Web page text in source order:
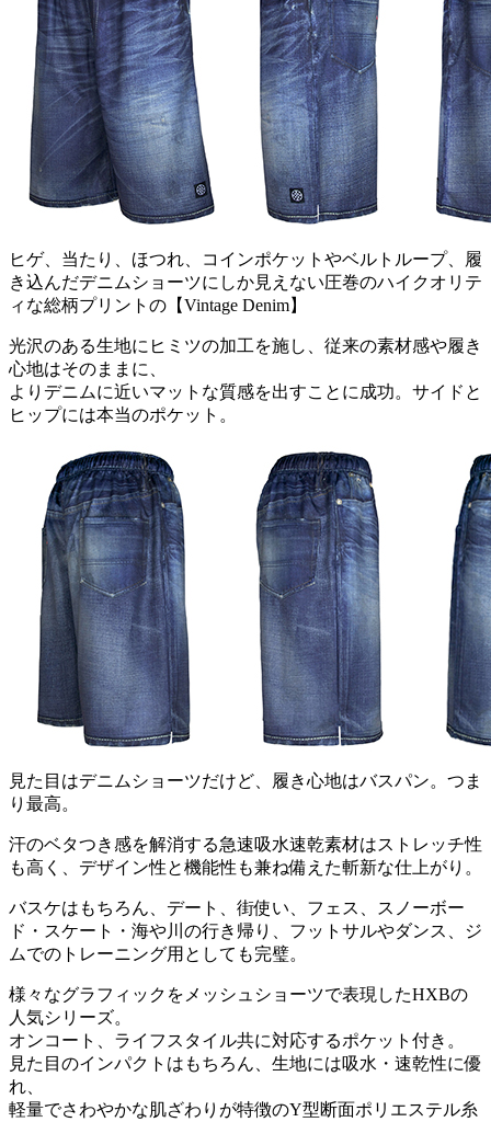
ヒゲ、当たり、ほつれ、コインポケットやベルトループ、履
き込んだデニムショーツにしか見えない圧巻のハイクオリテ
ィな総柄プリントの【Vintage Denim】
光沢のある生地にヒミツの加工を施し、従来の素材感や履き
心地はそのままに、
よりデニムに近いマットな質感を出すことに成功。サイドと
ヒップには本当のポケット。
見た目はデニムショーツだけど、履き心地はバスパン。つま
り最高。
汗のベタつき感を解消する急速吸水速乾素材はストレッチ性
も高く、デザイン性と機能性も兼ね備えた斬新な仕上がり。
バスケはもちろん、デート、街使い、フェス、スノーボー
ド・スケート・海や川の行き帰り、フットサルやダンス、ジ
ムでのトレーニング用としても完璧。
様々なグラフィックをメッシュショーツで表現したHXBの
人気シリーズ。
オンコート、ライフスタイル共に対応するポケット付き。
見た目のインパクトはもちろん、生地には吸水・速乾性に優
れ、
軽量でさわやかな肌ざわりが特徴のY型断面ポリエステル糸